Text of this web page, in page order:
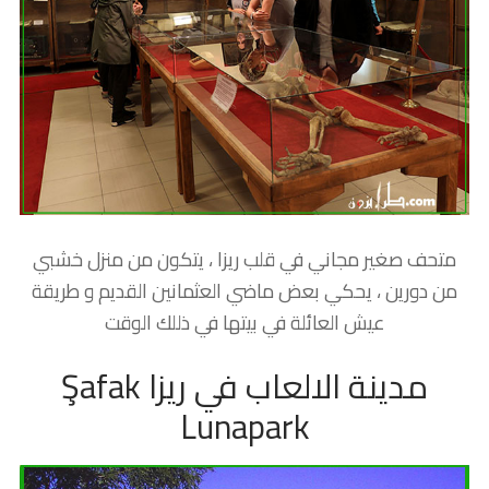
متحف صغير مجاني في قلب ريزا ، يتكون من منزل خشبي
من دورين ، يحكي بعض ماضي العثمانين القديم و طريقة
عيش العائلة في بيتها في ذللك الوقت
مدينة الالعاب في ريزا Şafak
Lunapark